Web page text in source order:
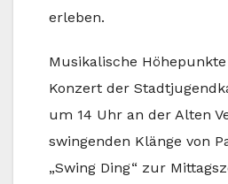
erleben.
Musikalische
Konzert der
um 14 Uhr an der Alten
swingenden Klänge von
„Swing Ding“ zur